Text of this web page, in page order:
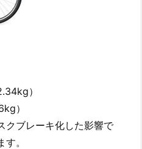
）
）
クブレーキ化した影響で
。